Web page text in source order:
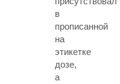
в
прописанной
на
этикетке
дозе,
а